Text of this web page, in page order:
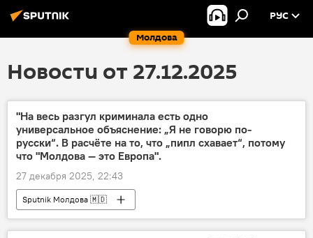
Молдова
РУС
Новости от 27.12.2025
"На весь разгул криминала есть одно
универсальное объяснение: „Я не говорю по-
русски“. В расчёте на то, что „пипл схавает“, потому
что "Молдова — это Европа".
27 декабря 2025, 22:43
Sputnik Молдова 🇲🇩